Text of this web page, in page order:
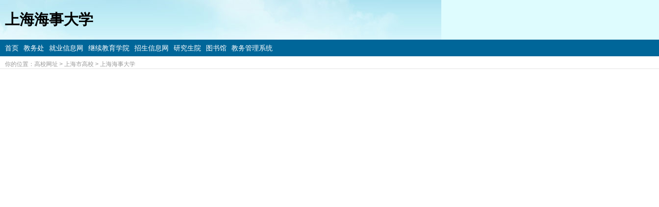
上海海事大学
首页 教务处 就业信息网 继续教育学院 招生信息网 研究生院 图书馆 教务管理系统
你的位置： 高校网址 > 上海市高校 > 上海海事大学